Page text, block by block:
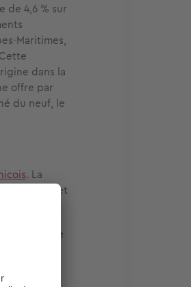
de 4,6 % sur
Maritimes,
dans la
offre par
du neuf, le
. La
Bensimon et
». Jorge
façon